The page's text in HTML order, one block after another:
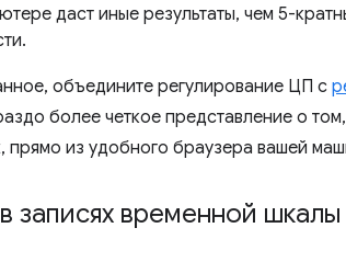
даст иные результаты, чем 5-
объедините регулирование ЦП с
более четкое представление о
прямо из удобного браузера вашей
записях временной шкалы